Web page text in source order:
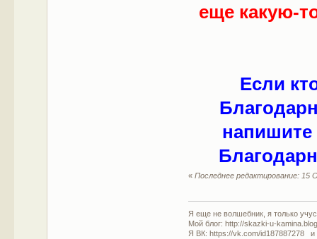
еще какую-
Если
«Последнее редактирование: 15
Я еще не волшебник, я только
Мой блог: http://skazki-u-
Я ВК: https://vk.com/id187887278 и